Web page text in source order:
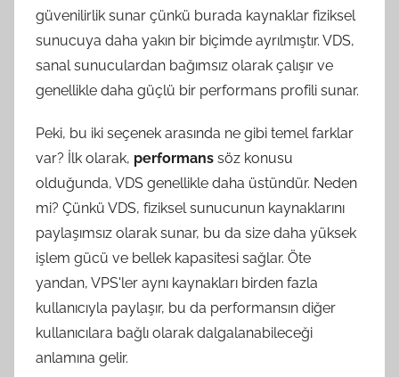
güvenilirlik sunar çünkü burada kaynaklar fiziksel
sunucuya daha yakın bir biçimde ayrılmıştır. VDS,
sanal sunuculardan bağımsız olarak çalışır ve
genellikle daha güçlü bir performans profili sunar.
Peki, bu iki seçenek arasında ne gibi temel farklar
var? İlk olarak, performans söz konusu
olduğunda, VDS genellikle daha üstündür. Neden
mi? Çünkü VDS, fiziksel sunucunun kaynaklarını
paylaşımsız olarak sunar, bu da size daha yüksek
işlem gücü ve bellek kapasitesi sağlar. Öte
yandan, VPS'ler aynı kaynakları birden fazla
kullanıcıyla paylaşır, bu da performansın diğer
kullanıcılara bağlı olarak dalgalanabileceği
anlamına gelir.